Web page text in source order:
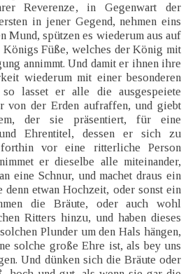
Reverenze, in Gegenwart der
in jener Gegend, nehmen eins
Mund, spützen es wiederum aus auf
Königs Füße, welches der König mit
annimmt. Und damit er ihnen ihre
wiederum mit einer besonderen
lasset er alle die ausgespeiete
von der Erden aufraffen, und giebt
der sie präsentiert, für eine
Ehrentitel, dessen er sich zu
vor eine ritterliche Person
er dieselbe alle miteinander,
eine Schnur, und machet draus ein
denn etwan Hochzeit, oder sonst ein
die Bräute, oder auch wohl
Ritters hinzu, und haben dieses
Plunder um den Hals hängen,
solche große Ehre ist, als bey uns
Und dünken sich die Bräute oder